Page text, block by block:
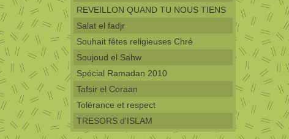
REVEILLON QUAND TU NOUS TIENS
Salat el fadjr
Souhait fêtes religieuses Chré
Soujoud el Sahw
Spécial Ramadan 2010
Tafsir el Coraan
Tolérance et respect
TRESORS d'ISLAM